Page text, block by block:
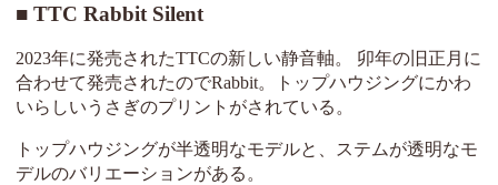
TTC Rabbit Silent
2023年に発売されたTTCの新しい静音軸。 卯年の旧正月に
合わせて発売されたのでRabbit。トップハウジングにかわ
いらしいうさぎのプリントがされている。
トップハウジングが半透明なモデルと、ステムが透明なモ
デルのバリエーションがある。